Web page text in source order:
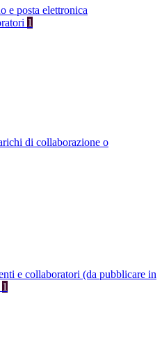
e posta elettronica
1
di collaborazione o
e collaboratori (da pubblicare in
1